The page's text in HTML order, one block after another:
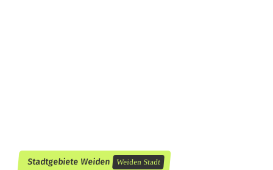
Stadtgebiete Weiden Weiden Stadt